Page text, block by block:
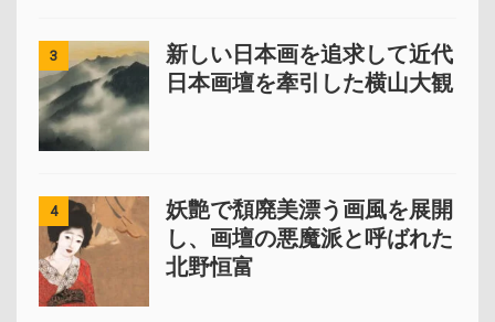
3
新しい日本画を追求して近代
日本画壇を牽引した横山大観
4
妖艶で頽廃美漂う画風を展開
し、画壇の悪魔派と呼ばれた
北野恒富